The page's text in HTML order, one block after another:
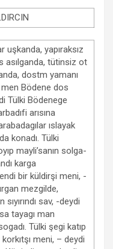
yapıraksız
asılganda, tütinsiz ot
dostm yamanı
Bödene dos
Tülki Bödenege
arısına
ıslayak
konadı. Tülki
mayli’sanın solga-
karga
bir küldirşi meni, -
mezgilde,
sıyırındı sav, -deydi
tayagı man
Tülki şegi katıp
korkıtşı meni, – deydi